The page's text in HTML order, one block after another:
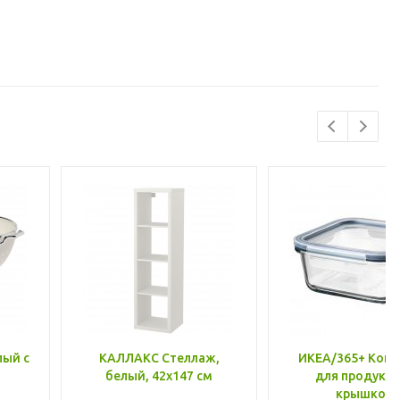
с
КАЛЛАКС Стеллаж,
белый, 42x147 см
ИКЕА/365+
для
крышкой,